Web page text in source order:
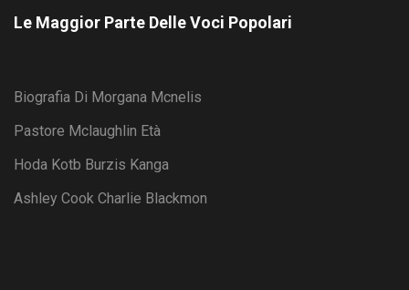
Le Maggior Parte Delle Voci Popolari
Biografia Di Morgana Mcnelis
Pastore Mclaughlin Età
Hoda Kotb Burzis Kanga
Ashley Cook Charlie Blackmon